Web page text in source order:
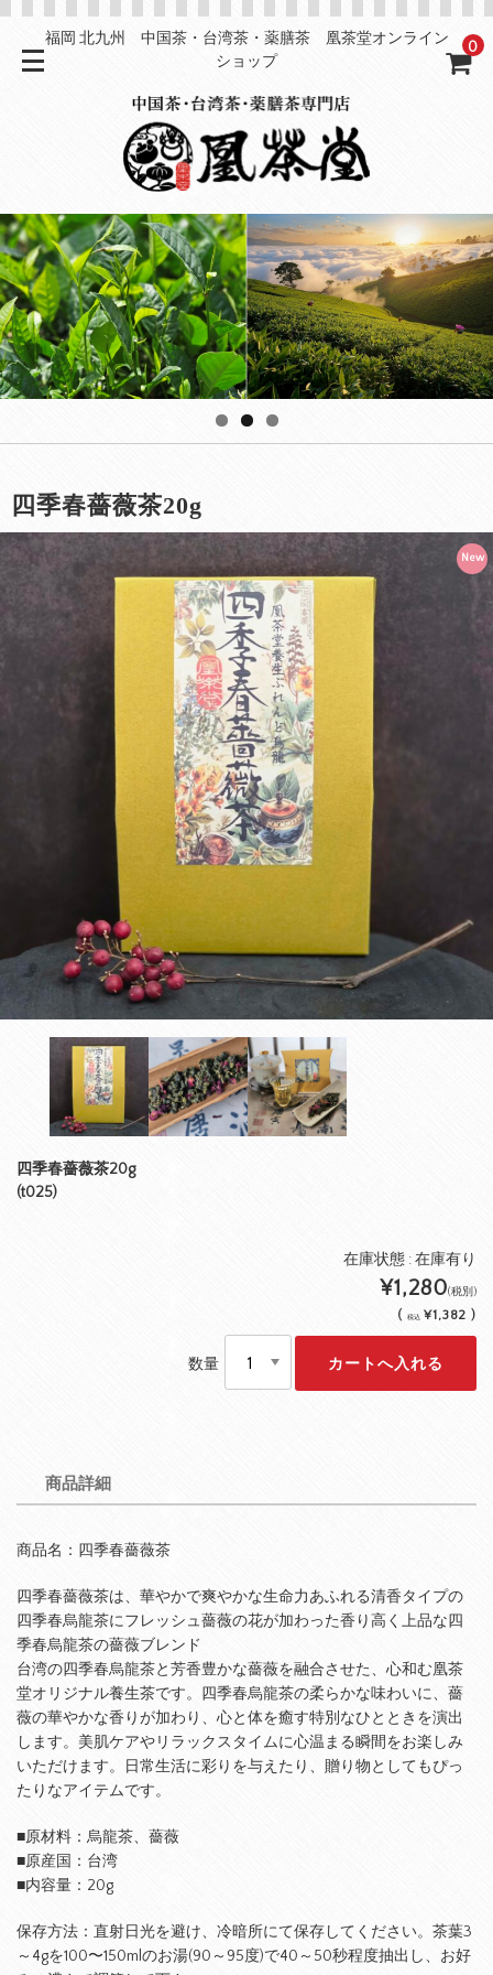
福岡 北九州 中国茶・台湾茶・薬膳茶 凰茶堂オンライン
ショップ
0
四季春薔薇茶20g
New
四季春薔薇茶20g
(t025)
在庫状態 : 在庫有り
¥1,280(税別)
( 税込 ¥1,382 )
数量
商品詳細
商品名：四季春薔薇茶
四季春薔薇茶は、華やかで爽やかな生命力あふれる清香タイプの
四季春烏龍茶にフレッシュ薔薇の花が加わった香り高く上品な四
季春烏龍茶の薔薇ブレンド
台湾の四季春烏龍茶と芳香豊かな薔薇を融合させた、心和む凰茶
堂オリジナル養生茶です。四季春烏龍茶の柔らかな味わいに、薔
薇の華やかな香りが加わり、心と体を癒す特別なひとときを演出
します。美肌ケアやリラックスタイムに心温まる瞬間をお楽しみ
いただけます。日常生活に彩りを与えたり、贈り物としてもぴっ
たりなアイテムです。
■原材料：烏龍茶、薔薇
■原産国：台湾
■内容量：20g
保存方法：直射日光を避け、冷暗所にて保存してください。茶葉3
～4gを100〜150mlのお湯(90～95度)で40～50秒程度抽出し、お好